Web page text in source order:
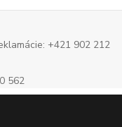
+421 902 212
562